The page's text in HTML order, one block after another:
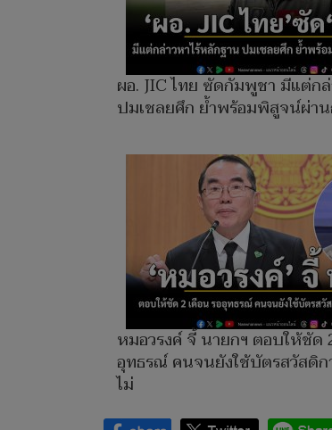
ผอ. JIC ไทย ซัดกัมพูชา มีแต่ก
ปมเชลยศึก ย้ำพร้อมพิสูจน์ผ่าน
หมอวรงค์ จี้ นายกฯ ตอบให้ชัด
อุทธรณ์ คนจนยังใช้บัตรสวัสดิก
ไม่